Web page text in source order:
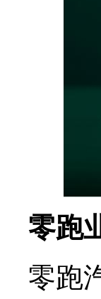
零跑
零跑